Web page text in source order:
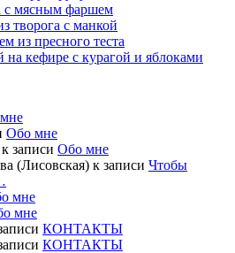
с мясным фаршем
творога с манкой
из пресного теста
кефире с курагой и яблоками
Обо мне
к записи Обо мне
(Лисовская) к записи Чтобы
мне
мне
КОНТАКТЫ
КОНТАКТЫ